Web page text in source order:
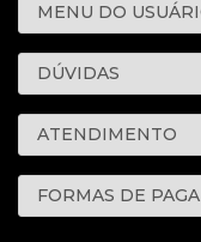
MENU DO
DÚVIDAS
ATENDIMENTO
FORMAS DE